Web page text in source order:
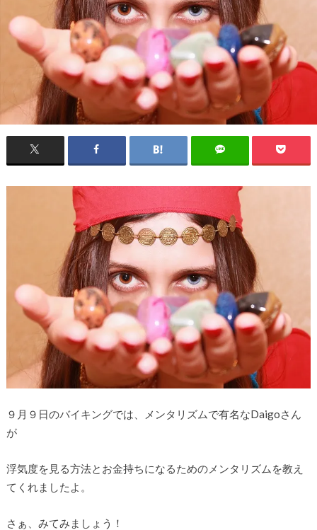
９月９日のバイキングでは、メンタリズムで有名なDaigoさん
が
浮気度を見る方法とお金持ちになるためのメンタリズムを教え
てくれましたよ。
さぁ、みてみましょう！